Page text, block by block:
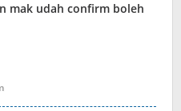
mak udah confirm boleh